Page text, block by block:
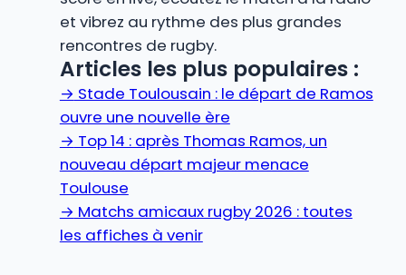
et vibrez au rythme des plus grandes
rencontres de rugby.
Articles les plus populaires :
→ Stade Toulousain : le départ de Ramos
ouvre une nouvelle ère
→ Top 14 : après Thomas Ramos, un
nouveau départ majeur menace
Toulouse
→ Matchs amicaux rugby 2026 : toutes
les affiches à venir